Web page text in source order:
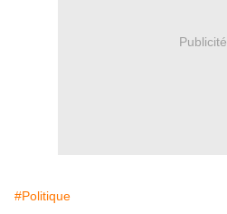
Publicité
#Politique